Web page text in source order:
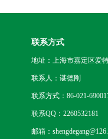
联系方式
地址：上海市嘉定区爱
联系人：谌德刚
联系方式：86-021-
联系QQ：2260532181
邮箱：